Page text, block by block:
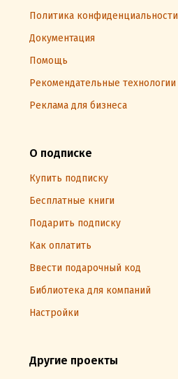
Политика конфиденциальности
Документация
Помощь
Рекомендательные технологии
Реклама для бизнеса
О подписке
Купить подписку
Бесплатные книги
Подарить подписку
Как оплатить
Ввести подарочный код
Библиотека для компаний
Настройки
Другие проекты